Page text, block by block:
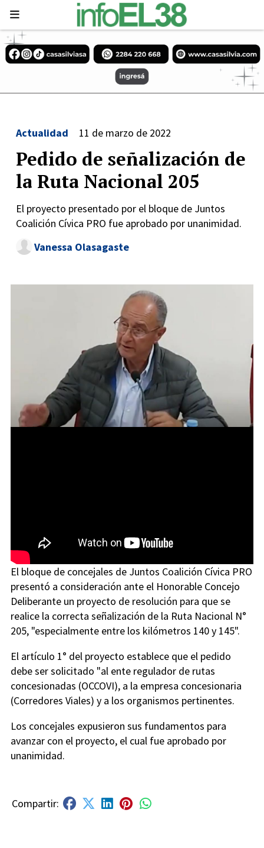
Pedido de señalización de
la Ruta Nacional 205
El proyecto presentado por el bloque de Juntos
Coalición Cívica PRO fue aprobado por unanimidad.
Actualidad 11 de marzo de 2022
Vanessa Olasagaste
El bloque de concejales de Juntos Coalición Cívica PRO
presentó a consideración ante el Honorable Concejo
Deliberante un proyecto de resolución para que se
realice la correcta señalización de la Ruta Nacional N°
205, "especialmente entre los kilómetros 140 y 145".
El artículo 1° del proyecto establece que el pedido
debe ser solicitado "al ente regulador de rutas
concesionadas (OCCOVI), a la empresa concesionaria
(Corredores Viales) y a los organismos pertinentes.
Los concejales expusieron sus fundamentos para
avanzar con el proyecto, el cual fue aprobado por
unanimidad.